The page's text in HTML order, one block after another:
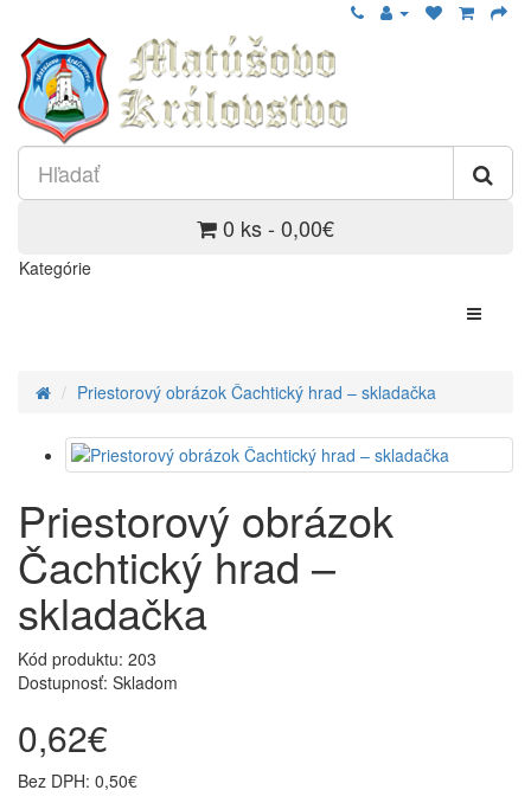
0 ks - 0,00€
Kategórie
Priestorový obrázok Čachtický hrad – skladačka
Priestorový obrázok
Čachtický hrad –
skladačka
Kód produktu: 203
Dostupnosť: Skladom
0,62€
Bez DPH: 0,50€